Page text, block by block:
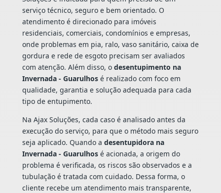
serviço técnico, seguro e bem orientado. O
atendimento é direcionado para imóveis
residenciais, comerciais, condomínios e empresas,
onde problemas em pia, ralo, vaso sanitário, caixa de
gordura e rede de esgoto precisam ser avaliados
com atenção. Além disso, o desentupimento na
Invernada - Guarulhosé realizado com foco em
qualidade, garantia e solução adequada para cada
tipo de entupimento.
Na Ajax Soluções, cada caso é analisado antes da
execução do serviço, para que o método mais seguro
seja aplicado. Quando a desentupidora na
Invernada - Guarulhosé acionada, a origem do
problema é verificada, os riscos são observados e a
tubulação é tratada com cuidado. Dessa forma, o
cliente recebe um atendimento mais transparente,